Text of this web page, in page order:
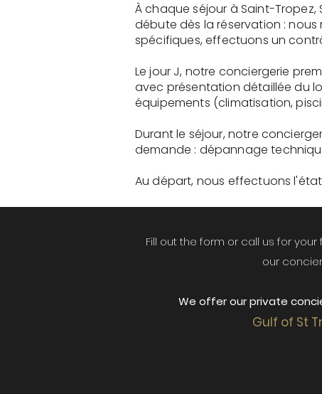
À chaque séjour à Saint-
débute dès la réservation :
spécifiques, effectuons un
Le jour J, notre conciergerie
avec présentation détaillée du
équipements (climatisation,
Durant le séjour, notre
demande : dépannage
Au départ, nous effectuons
Fill out the form or call us for
our
We offer our private
Gulf of St